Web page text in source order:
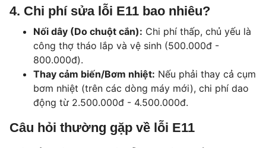
4. Chi phí sửa lỗi E11 bao nhiêu?
Nối dây (Do chuột cắn): Chi phí thấp, chủ yếu là
công thợ tháo lắp và vệ sinh (500.000đ -
800.000đ).
Thay cảm biến/Bơm nhiệt: Nếu phải thay cả cụm
bơm nhiệt (trên các dòng máy mới), chi phí dao
động từ 2.500.000đ - 4.500.000đ.
Câu hỏi thường gặp về lỗi E11